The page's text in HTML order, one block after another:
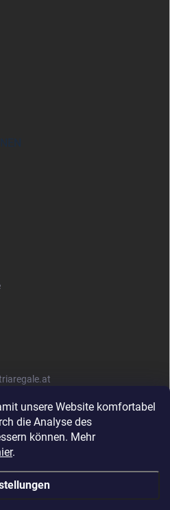
unsere Website komfortabel
die Analyse des
können. Mehr
.